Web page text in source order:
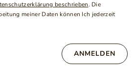
beschrieben. Die
meiner Daten können Ich jederzeit
ANMELDEN